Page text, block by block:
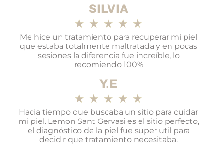
SILVIA
★ ★ ★ ★ ★
Me hice un tratamiento para recuperar mi piel
que estaba totalmente maltratada y en pocas
sesiones la diferencia fue increíble, lo
recomiendo 100%
Y.E
★ ★ ★ ★ ★
Hacia tiempo que buscaba un sitio para cuidar
mi piel. Lemon Sant Gervasi es el sitio perfecto,
el diagnóstico de la piel fue super util para
decidir que tratamiento necesitaba.